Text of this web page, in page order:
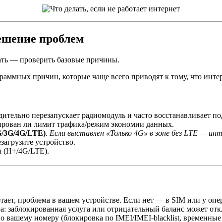
проблем
— проверить базовые причины.
причин, которые чаще всего приводят к тому, что
перезапускает радиомодуль и часто восстанавливает
ли лимит трафика/режим экономии данных.
3G/4G/LTE). Если выставлен «Только 4G» в зоне без LTE —
устройство.
(H+/4G/LTE).
проблема в вашем устройстве. Если нет — в SIM или у
заблокированная услуга или отрицательный баланс может
вашему номеру (блокировка по IMEI/IMEI-blacklist,